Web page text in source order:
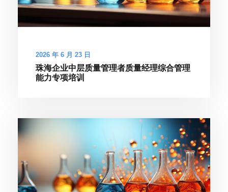
2026 年 6 月 23 日
珠海企业中层质量管理者质量经理综合管理
能力专项培训